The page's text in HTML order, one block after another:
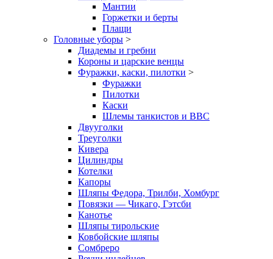
Мантии
Горжетки и берты
Плащи
Головные уборы >
Диадемы и гребни
Короны и царские венцы
Фуражки, каски, пилотки >
Фуражки
Пилотки
Каски
Шлемы танкистов и ВВС
Двууголки
Треуголки
Кивера
Цилиндры
Котелки
Капоры
Шляпы Федора, Трилби, Хомбург
Повязки — Чикаго, Гэтсби
Канотье
Шляпы тирольские
Ковбойские шляпы
Сомбреро